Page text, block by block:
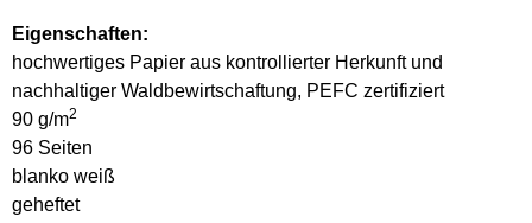
Eigenschaften:
hochwertiges Papier aus kontrollierter Herkunft und
nachhaltiger Waldbewirtschaftung, PEFC zertifiziert
90 g/m2
96 Seiten
blanko weiß
geheftet